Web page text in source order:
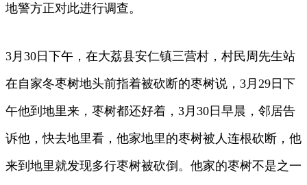
地警方正对此进行调查。
3月30日下午，在大荔县安仁镇三营村，村民周先生站
在自家冬枣树地头前指着被砍断的枣树说，3月29日下
午他到地里来，枣树都还好着，3月30日早晨，邻居告
诉他，快去地里看，他家地里的枣树被人连根砍断，他
来到地里就发现多行枣树被砍倒。他家的枣树不是之一